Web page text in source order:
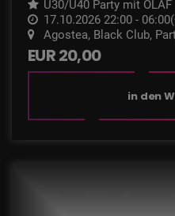
Ü30/Ü40 Party mit
ndianer”)
17.10.2026 22:00 -
Agostea, Black Club,
EUR 20,00
in den